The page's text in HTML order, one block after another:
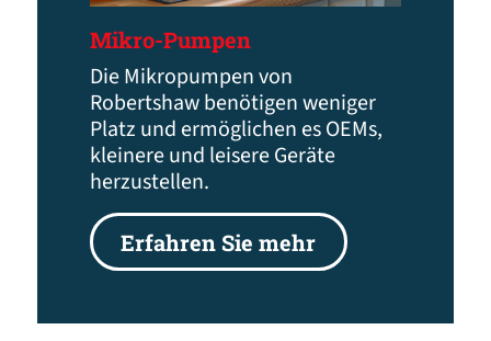
Mikro-Pumpen
Die Mikropumpen von
Robertshaw benötigen weniger
Platz und ermöglichen es OEMs,
kleinere und leisere Geräte
herzustellen.
Erfahren Sie mehr